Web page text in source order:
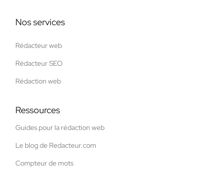
Nos services
Rédacteur web
Rédacteur SEO
Rédaction web
Ressources
Guides pour la rédaction web
Le blog de Redacteur.com
Compteur de mots